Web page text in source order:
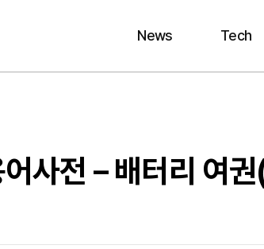
News Tech
어사전 – 배터리